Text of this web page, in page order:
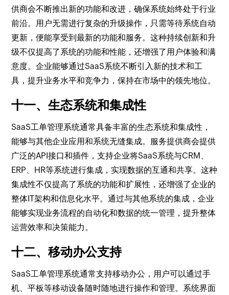
供商会不断推出新的功能和改进，确保系统始终处于行业
前沿。用户无需进行复杂的升级操作，只需等待系统自动
更新，便能享受到最新的功能和服务。这种持续创新和升
级不仅提高了系统的功能和性能，还增强了用户体验和满
意度。企业能够通过SaaS系统不断引入新的技术和工
具，提升业务水平和竞争力，保持在市场中的领先地位。
十一、生态系统和集成性
SaaS工单管理系统通常具备丰富的生态系统和集成性，
能够与其他企业应用和系统无缝集成。服务提供商会提供
广泛的API接口和插件，支持企业将SaaS系统与CRM、
ERP、HR等系统进行集成，实现数据的互通和共享。这种
集成性不仅提高了系统的功能和扩展性，还增强了企业的
整体IT架构和信息化水平。通过与其他系统的集成，企业
能够实现业务流程的自动化和数据的统一管理，提升整体
运营效率和决策能力。
十二、移动办公支持
SaaS工单管理系统通常支持移动办公，用户可以通过手
机、平板等移动设备随时随地进行操作和管理。系统界面